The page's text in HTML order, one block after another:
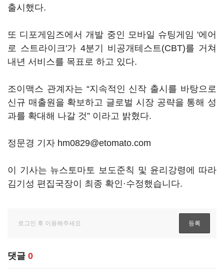
출시했다.
또 디포게임즈에서 개발 중인 모바일 슈팅게임 '에어
로 스트라이크'가 4분기 비공개테스트(CBT)를 거쳐
내년 서비스를 목표로 하고 있다.
조이맥스 관계자는 “지속적인 신작 출시를 바탕으로
신규 매출원을 확보하고 글로벌 시장 공략을 통해 성
과를 확대해 나갈 것” 이라고 밝혔다.
정문경 기자 hm0829@etomato.com
이 기사는 뉴스토마토 보도준칙 및 윤리강령에 따라
김기성 편집국장이 최종 확인·수정했습니다.
댓글 0